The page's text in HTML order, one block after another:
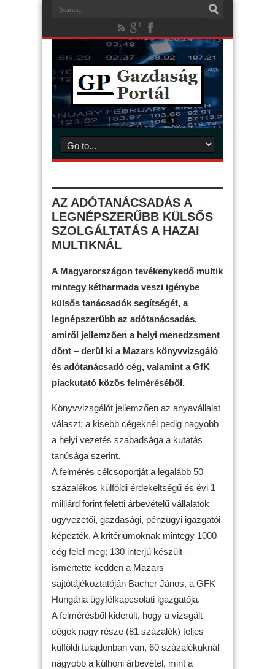
AZ ADÓTANÁCSADÁS A
LEGNÉPSZERŰBB KÜLSŐS
SZOLGÁLTATÁS A HAZAI
MULTIKNÁL
A Magyarországon tevékenykedő multik
mintegy kétharmada veszi igénybe
külsős tanácsadók segítségét, a
legnépszerűbb az adótanácsadás,
amiről jellemzően a helyi menedzsment
dönt – derül ki a Mazars könyvvizsgáló
és adótanácsadó cég, valamint a GfK
piackutató közös felméréséből.
Könyvvizsgálót jellemzően az anyavállalat
választ; a kisebb cégeknél pedig nagyobb
a helyi vezetés szabadsága a kutatás
tanúsága szerint.
A felmérés célcsoportját a legalább 50
százalékos külföldi érdekeltségű és évi 1
milliárd forint feletti árbevételű vállalatok
ügyvezetői, gazdasági, pénzügyi igazgatói
képezték. A kritériumoknak mintegy 1000
cég felel meg; 130 interjú készült –
ismertette kedden a Mazars
sajtótájékoztatóján Bacher János, a GFK
Hungária ügyfélkapcsolati igazgatója.
A felmérésből kiderült, hogy a vizsgált
cégek nagy része (81 százalék) teljes
külföldi tulajdonban van, 60 százalékuknál
nagyobb a külhoni árbevétel, mint a